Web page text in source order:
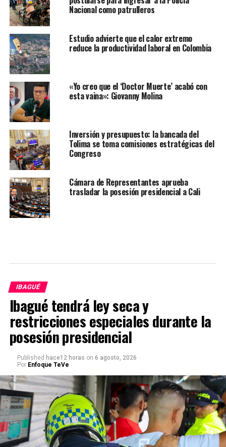
Nacional como patrulleros
Estudio advierte que el calor extremo
reduce la productividad laboral en Colombia
«Yo creo que el ‘Doctor Muerte’ acabó con
esta vaina»: Giovanny Molina
Inversión y presupuesto: la bancada del
Tolima se toma comisiones estratégicas del
Congreso
Cámara de Representantes aprueba
trasladar la posesión presidencial a Cali
IBAGUÉ
Ibagué tendrá ley seca y
restricciones especiales durante la
posesión presidencial
Published hace12 horas on 6 agosto, 2026
Por Enfoque TeVe